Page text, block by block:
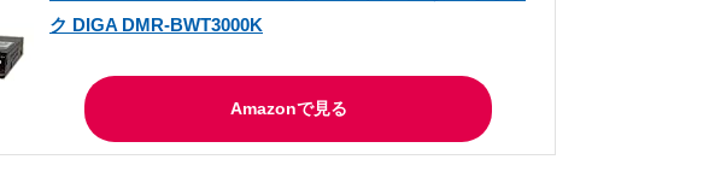
ク DIGA DMR-BWT3000K
Amazonで見る